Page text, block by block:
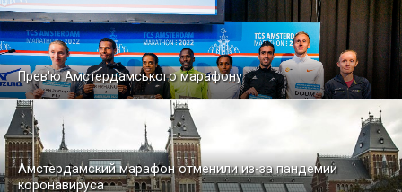
Прев'ю Амстердамського марафону
Амстердамский марафон отменили из-за пандемии
коронавируса